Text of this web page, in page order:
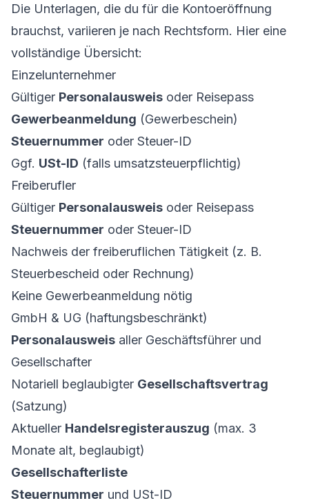
Die Unterlagen, die du für die Kontoeröffnung
brauchst, variieren je nach Rechtsform. Hier eine
vollständige Übersicht:
Einzelunternehmer
Gültiger Personalausweis oder Reisepass
Gewerbeanmeldung (Gewerbeschein)
Steuernummer oder Steuer-ID
Ggf. USt-ID (falls umsatzsteuerpflichtig)
Freiberufler
Gültiger Personalausweis oder Reisepass
Steuernummer oder Steuer-ID
Nachweis der freiberuflichen Tätigkeit (z. B.
Steuerbescheid oder Rechnung)
Keine Gewerbeanmeldung nötig
GmbH & UG (haftungsbeschränkt)
Personalausweis aller Geschäftsführer und
Gesellschafter
Notariell beglaubigter Gesellschaftsvertrag
(Satzung)
Aktueller Handelsregisterauszug (max. 3
Monate alt, beglaubigt)
Gesellschafterliste
Steuernummer und USt-ID